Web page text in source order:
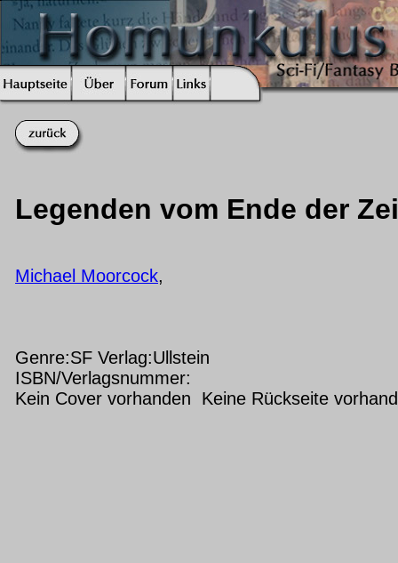
Legenden vom Ende der
Michael Moorcock,
Genre:SF Verlag:Ullstein
ISBN/Verlagsnummer:
Kein Cover vorhanden Keine Rückseite